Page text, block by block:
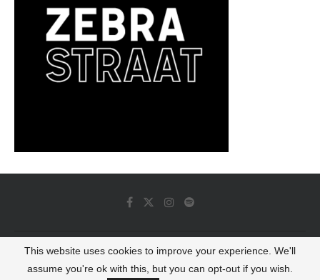
© 2022 - Luminous Dash All Rights Reserved
This website uses cookies to improve your experience. We'll
assume you're ok with this, but you can opt-out if you wish.